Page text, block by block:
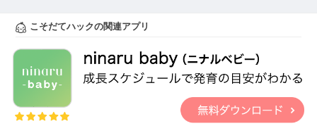
こそだてハックの関連アプリ